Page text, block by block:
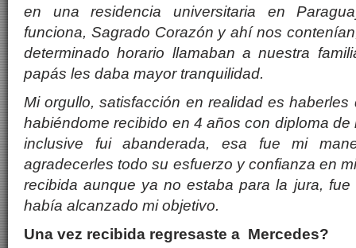
en una residencia universitaria en
funciona, Sagrado Corazón y ahínos contení
determinado horario llamaban a nuestra
papás les daba mayor tranquilidad.
Mi orgullo, satisfacción en realidad es
habiéndome recibido en 4 años con diploma de
inclusive fui abanderada, esa fue mi
agradecerles todo su esfuerzo y confianza en
recibida aunque ya no estaba para la jura,
había alcanzado mi objetivo.
Una vez recibida regresaste a Mercedes?